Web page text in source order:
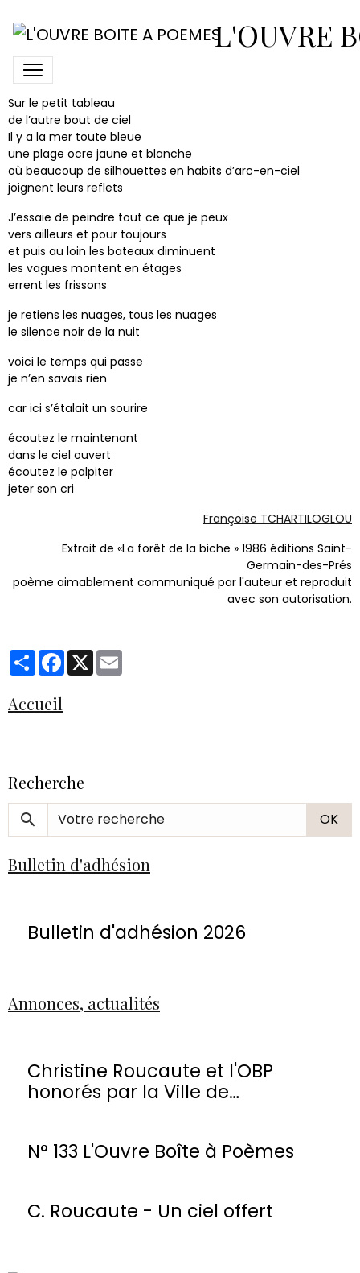
L'OUVRE
Plein air
Plein air
Sur le petit tableau
de l’autre bout de ciel
Il y a la mer toute bleue
une plage ocre jaune et blanche
où beaucoup de silhouettes en habits d’arc-en-ciel
joignent leurs reflets
J’essaie de peindre tout ce que je peux
vers ailleurs et pour toujours
et puis au loin les bateaux diminuent
les vagues montent en étages
errent les frissons
je retiens les nuages, tous les nuages
le silence noir de la nuit
voici le temps qui passe
je n’en savais rien
car ici s’étalait un sourire
écoutez le maintenant
dans le ciel ouvert
écoutez le palpiter
jeter son cri
Françoise TCHARTILOGLOU
Extrait de «La forêt de la biche » 1986 éditions Saint-
Germain-des-Prés
poème aimablement communiqué par l'auteur et reproduit
avec son autorisation.
PartagerFacebook
X
Accueil
Recherche
OK
Bulletin d'adhésion
Bulletin d'adhésion 2026
Annonces, actualités
Christine Roucaute et l'OBP
honorés par la Ville de
N° 133 L'Ouvre Boîte à Poèmes
C. Roucaute - Un ciel offert